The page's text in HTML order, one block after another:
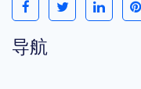
导航